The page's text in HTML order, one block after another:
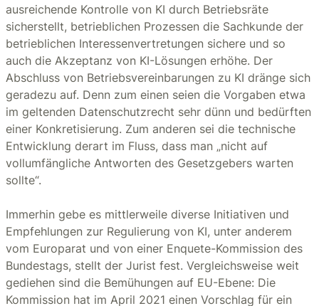
ausreichende Kontrolle von KI durch Betriebsräte
sicherstellt, betrieblichen Prozessen die Sachkunde der
betrieblichen Interessenvertretungen sichere und so
auch die Akzeptanz von KI-Lösungen erhöhe. Der
Abschluss von Betriebsvereinbarungen zu KI dränge sich
geradezu auf. Denn zum einen seien die Vorgaben etwa
im geltenden Datenschutzrecht sehr dünn und bedürften
einer Konkretisierung. Zum anderen sei die technische
Entwicklung derart im Fluss, dass man „nicht auf
vollumfängliche Antworten des Gesetzgebers warten
sollte“.
Immerhin gebe es mittlerweile diverse Initiativen und
Empfehlungen zur Regulierung von KI, unter anderem
vom Europarat und von einer Enquete-Kommission des
Bundestags, stellt der Jurist fest. Vergleichsweise weit
gediehen sind die Bemühungen auf EU-Ebene: Die
Kommission hat im April 2021 einen Vorschlag für ein